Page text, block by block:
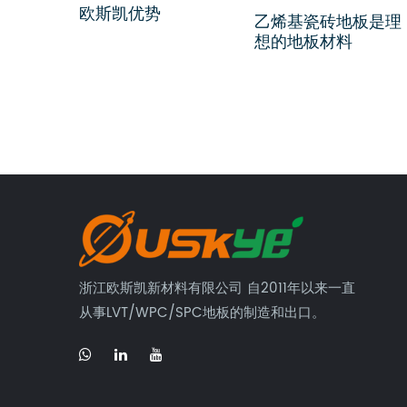
欧斯凯优势 乙烯基瓷砖地板是理
想的地板材料
浙江欧斯凯新材料有限公司 自2011年以来一直
从事LVT/WPC/SPC地板的制造和出口。